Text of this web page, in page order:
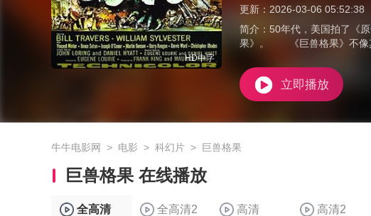
HD中字
更新： 2026-03-06 05:52:38
简介： 50年代，美国拍了《
果》。 《巨兽格果》不像
立即播放
牛牛电影网 > 电影 > 科幻片 > 巨兽格果
巨兽格果 在线播放
全高清 全高清2 高清 高清2